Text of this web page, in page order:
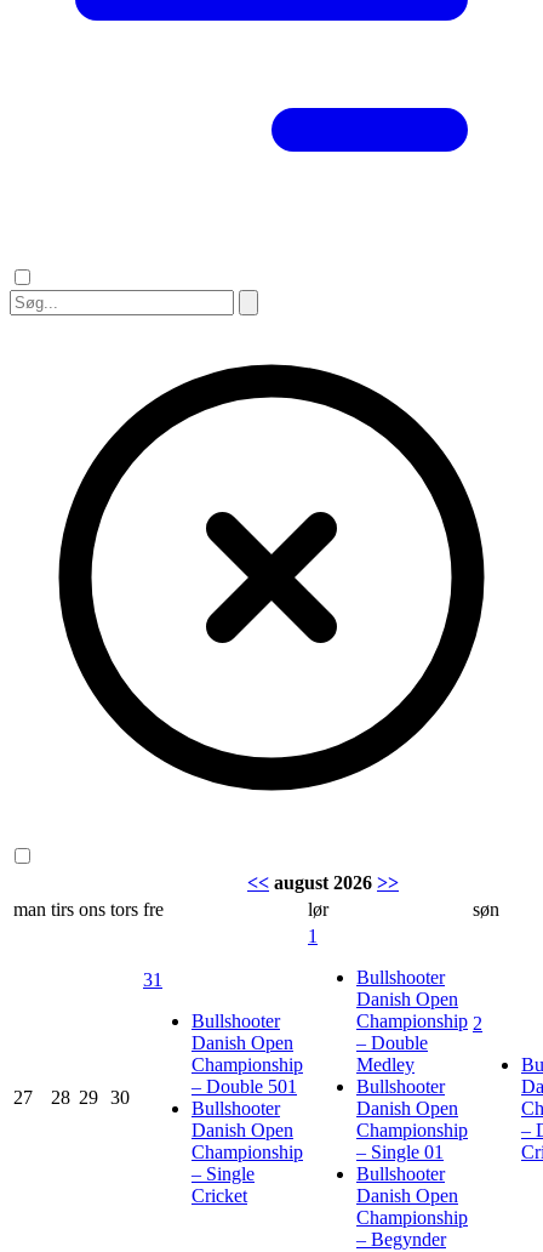
<< august 2026 >>
man tirs ons tors fre lør søn
27 28 29 30
31
Bullshooter
Danish Open
Championship
– Double 501
Bullshooter
Danish Open
Championship
– Single
Cricket
1
Bullshooter
Danish Open
Championship
– Double
Medley
Bullshooter
Danish Open
Championship
– Single 01
Bullshooter
Danish Open
Championship
– Begynder
2
–